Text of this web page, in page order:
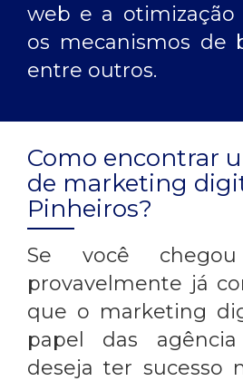
web e a otimização
os mecanismos de
entre outros.
Como encontrar
de marketing
Pinheiros?
Se você
provavelmente já
que o marketing
papel das
deseja ter sucesso